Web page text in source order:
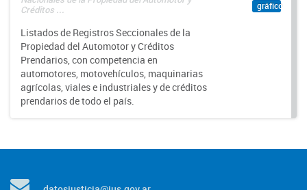
Créditos ...
Listados de Registros Seccionales de la
Propiedad del Automotor y Créditos
Prendarios, con competencia en
automotores, motovehículos, maquinarias
agrícolas, viales e industriales y de créditos
prendarios de todo el país.
gráfico